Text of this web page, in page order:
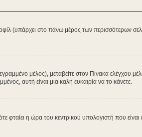
(υπάρχει στο πάνω μέρος των περισσότερων
μέλος), μεταβείτε στον Πίνακα ελέγχου
αυτή είναι μια καλή ευκαιρία να το κάνετε.
φταίει η ώρα του κεντρικού υπολογιστή που